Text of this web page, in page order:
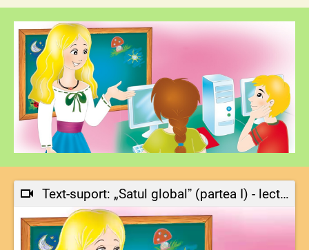
Text-suport: „Satul globalˮ (partea I) - lectură-model